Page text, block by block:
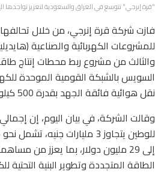
"قرة إنرجي" تتوسع في العراق والسعودية لتعزيز تواجدها
فازت شركة قرة إنرجي، من خلال
للمشروعات الكهربائية والصناعية
والثالث من مشروع ربط محطات إنتاج
السويس بالشبكة القومية الموحدة
نقل هوائية فائقة الجهد بقدرة 500 كيلو فولت.
وقالت الشركة، في بيان اليوم، إن
إلى 29 مليون دولار، بما يعزز من
الطاقة المتجددة وتطوير البنية التحتية